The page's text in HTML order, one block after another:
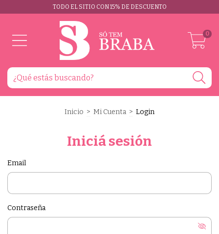
TODO EL SITIO CON 15% DE DESCUENTO
0
Inicio > Mi Cuenta > Login
Iniciá sesión
Email
Contraseña